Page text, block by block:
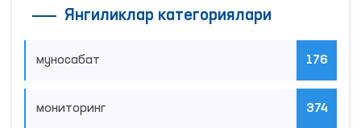
Янгиликлар категориялари
муносабат 176
мониторинг 374